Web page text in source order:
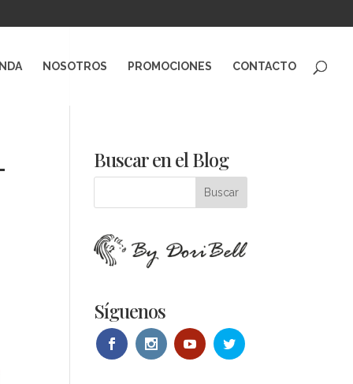
NOSOTROS PROMOCIONES CONTACTO
Buscar en el Blog
Síguenos